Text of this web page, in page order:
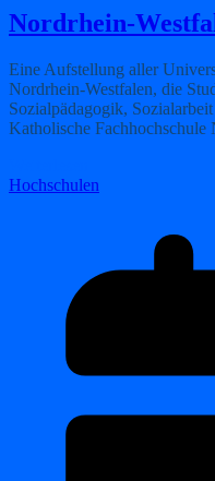
Nordrhein-
Eine Aufstellung aller
Nordrhein-Westfalen, die
Sozialpädagogik,
Katholische Fachhochschule
Hochschulen